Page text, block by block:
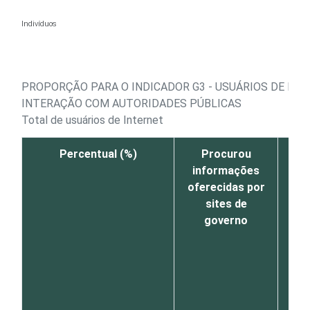
Indivíduos
PROPORÇÃO PARA O INDICADOR G3 - USUÁRIOS DE
INTERAÇÃO COM AUTORIDADES PÚBLICAS
Total de usuários de Internet
Percentual (%)
Procurou
informações
oferecidas por
sites de
governo